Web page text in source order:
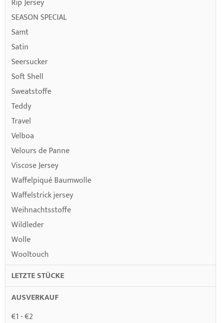
SEASON SPECIAL
Samt
Satin
Seersucker
Soft Shell
Sweatstoffe
Teddy
Travel
Velboa
Velours de Panne
Viscose Jersey
Waffelpiqué Baumwolle
Waffelstrick jersey
Weihnachtsstoffe
Wildleder
Wolle
Wooltouch
LETZTE STÜCKE
AUSVERKAUF
€1 - €2